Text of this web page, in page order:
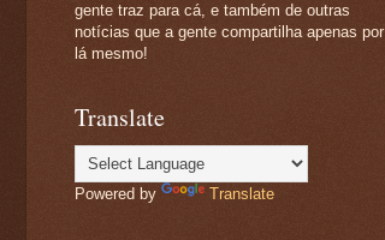
gente traz para cá, e também de outras
notícias que a gente compartilha apenas por
lá mesmo!
Translate
Powered by Translate